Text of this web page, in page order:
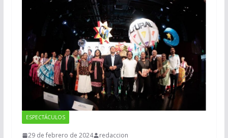
ESPECTÁCULOS
29 de febrero de 2024 redaccion